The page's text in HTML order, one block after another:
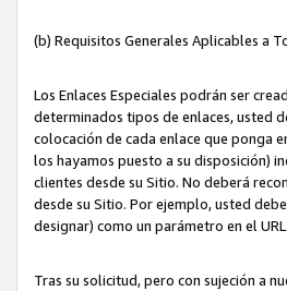
(b) Requisitos Generales Aplicables a
Los Enlaces Especiales podrán ser
determinados tipos de enlaces, usted
colocación de cada enlace que ponga
los hayamos puesto a su disposición)
clientes desde su Sitio. No deberá
desde su Sitio. Por ejemplo, usted
designar) como un parámetro en el
Tras su solicitud, pero con sujeción a